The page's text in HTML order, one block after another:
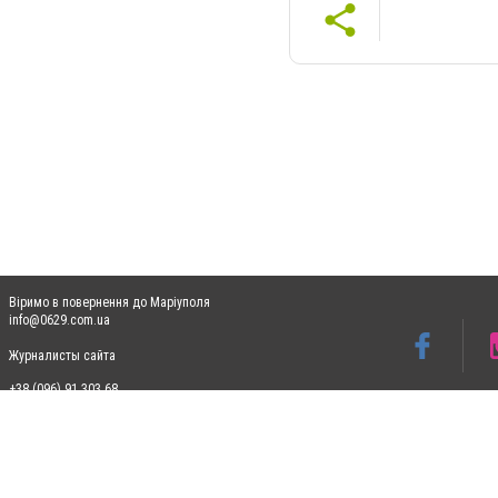
Віримо в повернення до Маріуполя
info@0629.com.ua
Журналисты сайта
+38 (096) 91 303 68